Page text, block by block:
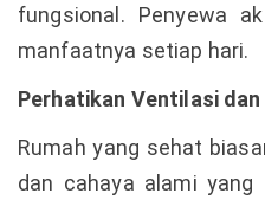
fungsional. Penyewa
manfaatnya setiap hari.
Perhatikan Ventilasi dan
Rumah yang sehat
dan cahaya alami yang